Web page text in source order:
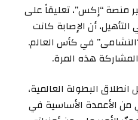
منصة “إكس”، تعليقاً على
أن الإصابة كانت
في كأس العالم.
هذه المرة.
البطولة العالمية،
من الأعمدة الأساسية في